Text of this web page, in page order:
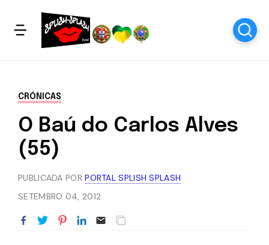
CRÓNICAS
O Baú do Carlos Alves
(55)
PUBLICADA PORPORTAL SPLISH SPLASH
SETEMBRO 04, 2012